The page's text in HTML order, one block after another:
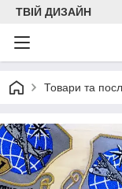
ТВІЙ ДИЗАЙН
Товари та